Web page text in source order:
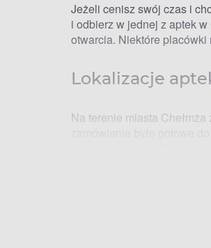
Jeżeli cenisz swój czas i
i odbierz w jednej z aptek
otwarcia. Niektóre
Lokalizacje
Na terenie miasta
Apteki są na ogół czynne